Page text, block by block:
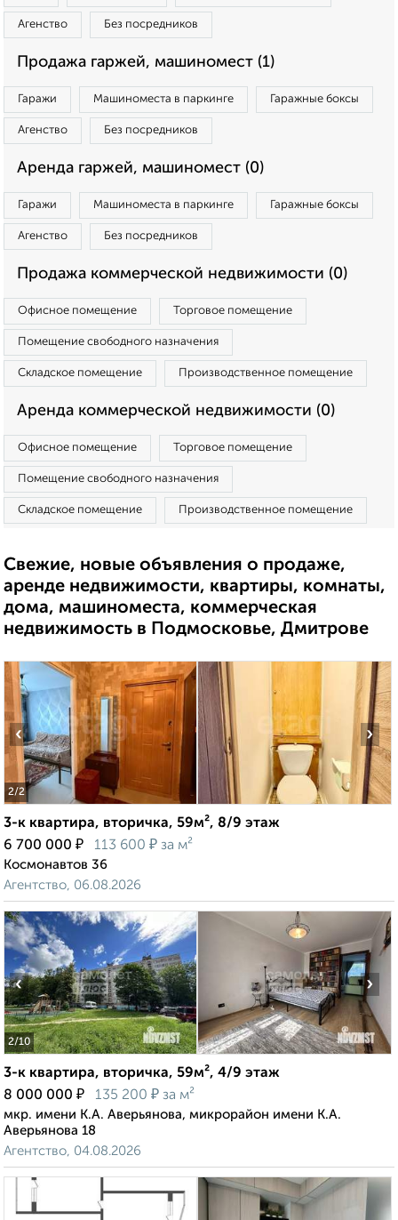
Агенство Без посредников
Продажа гаржей, машиномест (1)
Гаражи Машиноместа в паркинге Гаражные боксы
Агенство Без посредников
Аренда гаржей, машиномест (0)
Гаражи Машиноместа в паркинге Гаражные боксы
Агенство Без посредников
Продажа коммерческой недвижимости (0)
Офисное помещение Торговое помещение
Помещение свободного назначения
Складское помещение Производственное помещение
Аренда коммерческой недвижимости (0)
Офисное помещение Торговое помещение
Помещение свободного назначения
Складское помещение Производственное помещение
Свежие, новые объявления о продаже,
аренде недвижимости, квартиры, комнаты,
дома, машиноместа, коммерческая
недвижимость в Подмосковье, Дмитрове
2/2
‹ ›
3-к квартира, вторичка, 59м², 8/9 этаж
6 700 000 ₽ 113 600 ₽ за м²
Космонавтов 36
Агентство, 06.08.2026
2/10
‹ ›
3-к квартира, вторичка, 59м², 4/9 этаж
8 000 000 ₽ 135 200 ₽ за м²
мкр. имени К.А. Аверьянова, микрорайон имени К.А.
Аверьянова 18
Агентство, 04.08.2026